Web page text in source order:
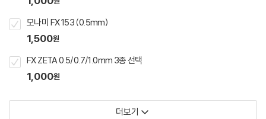
모나미 FX 153 (0.5mm)
1,500원
FX ZETA 0.5/0.7/1.0mm 3종 선택
1,000원
더보기